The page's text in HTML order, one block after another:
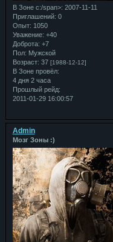
В Зоне с:/span>: 2007-11-11
Приглашений: 0
Опыт: 1050
Уважение: +40
Доброта: +7
Пол: Мужской
Возраст: 37 [1988-12-12]
В Зоне провёл:
4 дня 2 часа
Прошлый рейд:
2011-01-29 16:00:57
Admin
Мозг Зоны :)